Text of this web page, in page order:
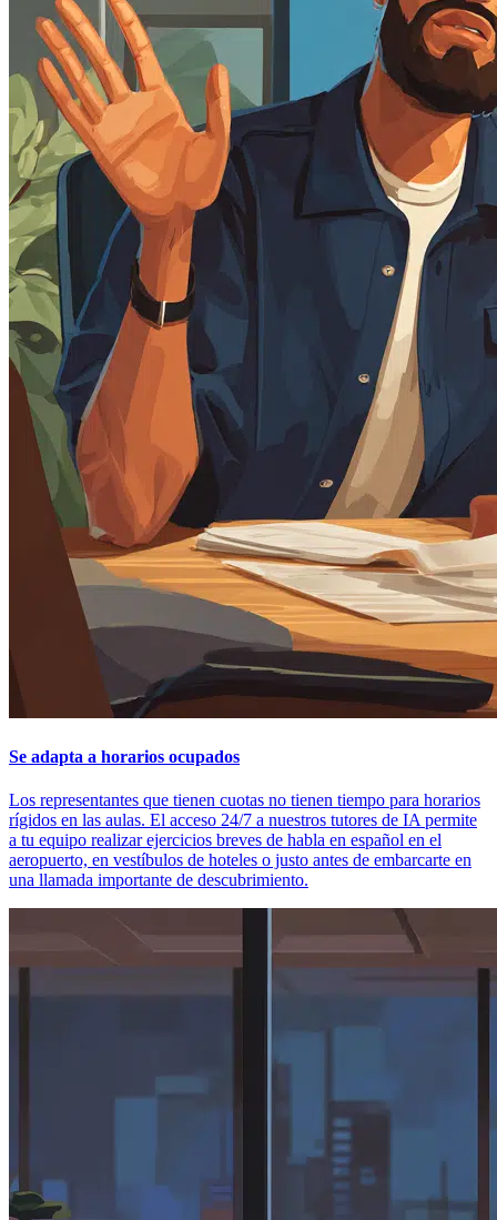
Se adapta a horarios ocupados
Los representantes que tienen cuotas no tienen tiempo para horarios
rígidos en las aulas. El acceso 24/7 a nuestros tutores de IA permite
a tu equipo realizar ejercicios breves de habla en español en el
aeropuerto, en vestíbulos de hoteles o justo antes de embarcarte en
una llamada importante de descubrimiento.